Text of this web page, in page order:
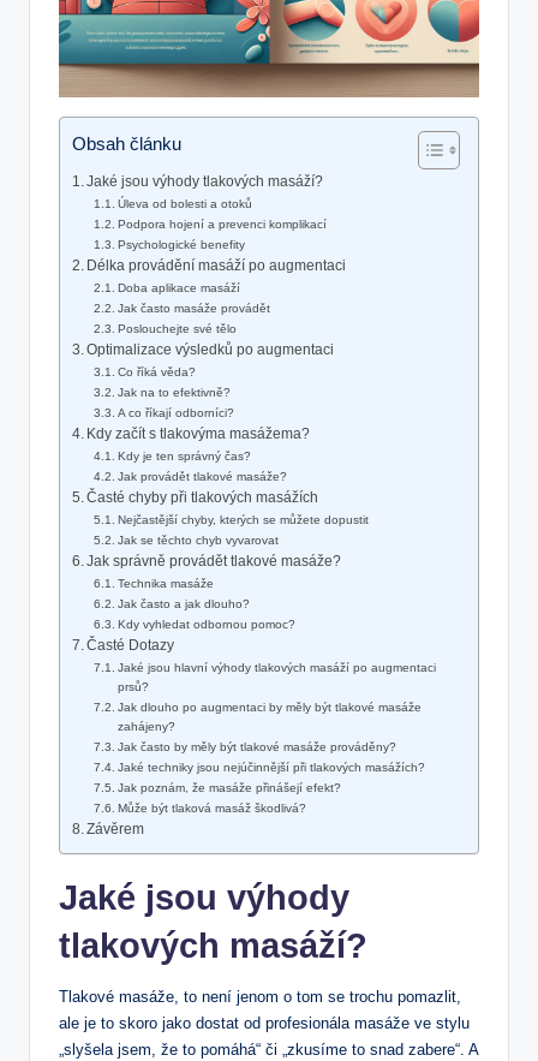
Obsah článku
Jaké jsou výhody tlakových masáží?
Úleva od bolesti a otoků
Podpora hojení a prevenci komplikací
Psychologické benefity
Délka provádění masáží po augmentaci
Doba aplikace masáží
Jak často masáže provádět
Poslouchejte své tělo
Optimalizace výsledků po augmentaci
Co říká věda?
Jak na to efektivně?
A co říkají odborníci?
Kdy začít s tlakovýma masážema?
Kdy je ten správný čas?
Jak provádět tlakové masáže?
Časté chyby při tlakových masážích
Nejčastější chyby, kterých se můžete dopustit
Jak se těchto chyb vyvarovat
Jak správně provádět tlakové masáže?
Technika masáže
Jak často a jak dlouho?
Kdy vyhledat odbornou pomoc?
Časté Dotazy
Jaké jsou hlavní výhody tlakových masáží po augmentaci
prsů?
Jak dlouho po augmentaci by měly být tlakové masáže
zahájeny?
Jak často by měly být tlakové masáže prováděny?
Jaké techniky jsou nejúčinnější při tlakových masážích?
Jak poznám, že masáže přinášejí efekt?
Může být tlaková masáž škodlivá?
Závěrem
Jaké jsou výhody
tlakových masáží?
Tlakové masáže, to není jenom o tom se trochu pomazlit,
ale je to skoro jako dostat od profesionála masáže ve stylu
„slyšela jsem, že to pomáhá“ či „zkusíme to snad zabere“. A